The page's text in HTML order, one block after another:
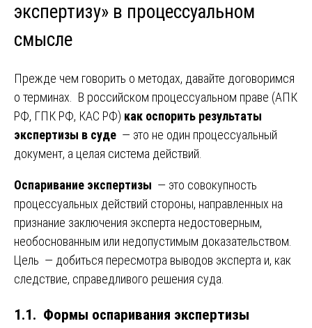
экспертизу» в процессуальном
смысле
Прежде чем говорить о методах, давайте договоримся
о терминах. В российском процессуальном праве (АПК
РФ, ГПК РФ, КАС РФ) как оспорить результаты
экспертизы в суде — это не один процессуальный
документ, а целая система действий.
Оспаривание экспертизы — это совокупность
процессуальных действий стороны, направленных на
признание заключения эксперта недостоверным,
необоснованным или недопустимым доказательством.
Цель — добиться пересмотра выводов эксперта и, как
следствие, справедливого решения суда.
1.1. Формы оспаривания экспертизы